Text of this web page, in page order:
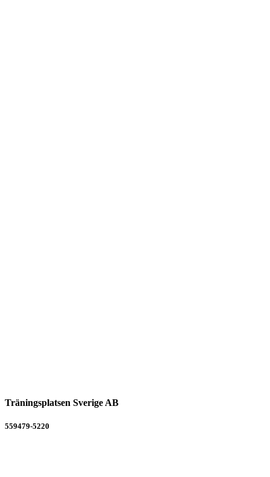
Träningsplatsen Sverige AB
559479-5220